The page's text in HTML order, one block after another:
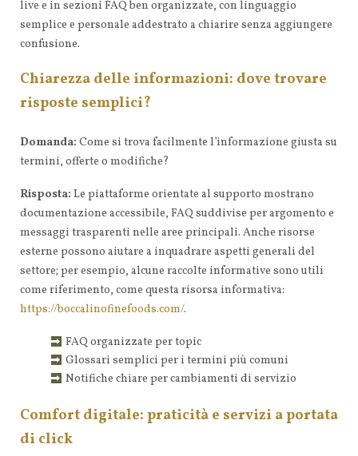
live e in sezioni FAQ ben organizzate, con linguaggio
semplice e personale addestrato a chiarire senza aggiungere
confusione.
Chiarezza delle informazioni: dove trovare
risposte semplici?
Domanda: Come si trova facilmente l’informazione giusta su
termini, offerte o modifiche?
Risposta: Le piattaforme orientate al supporto mostrano
documentazione accessibile, FAQ suddivise per argomento e
messaggi trasparenti nelle aree principali. Anche risorse
esterne possono aiutare a inquadrare aspetti generali del
settore; per esempio, alcune raccolte informative sono utili
come riferimento, come questa risorsa informativa:
https://boccalinofinefoods.com/.
FAQ organizzate per topic
Glossari semplici per i termini più comuni
Notifiche chiare per cambiamenti di servizio
Comfort digitale: praticità e servizi a portata
di click